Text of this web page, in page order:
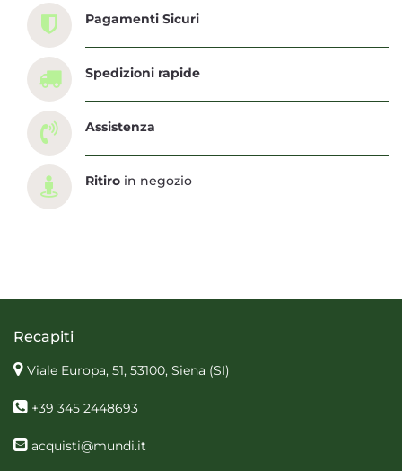
Pagamenti Sicuri
Spedizioni rapide
Assistenza
Ritiro in negozio
Recapiti
Viale Europa, 51, 53100, Siena (SI)
+39 345 2448693
acquisti@mundi.it